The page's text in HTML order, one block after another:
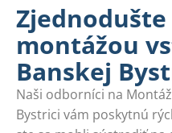
montážou
Banskej
Naši odborníci na
Bystrici vám poskytnú